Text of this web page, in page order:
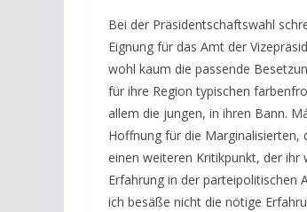
Bei der Präsidentschaftswahl
Eignung für das Amt der
wohl kaum die passende
für ihre Region typischen
allem die jungen, in ihren Bann.
Hoffnung für die Marginalisierten,
einen weiteren Kritikpunkt, der
Erfahrung in der parteipolitischen
ich besäße nicht die nötige